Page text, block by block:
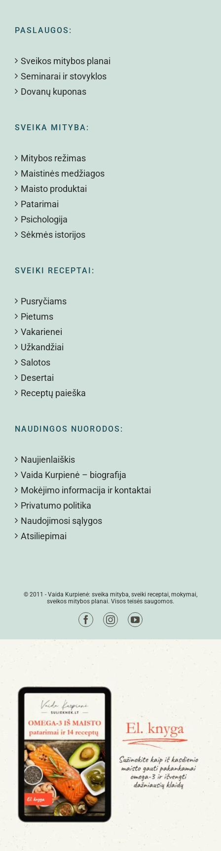
PASLAUGOS:
Sveikos mitybos planai
Seminarai ir stovyklos
Dovanų kuponas
SVEIKA MITYBA:
Mitybos režimas
Maistinės medžiagos
Maisto produktai
Patarimai
Psichologija
Sėkmės istorijos
SVEIKI RECEPTAI:
Pusryčiams
Pietums
Vakarienei
Užkandžiai
Salotos
Desertai
Receptų paieška
NAUDINGOS NUORODOS:
Naujienlaiškis
Vaida Kurpienė – biografija
Mokėjimo informacija ir kontaktai
Privatumo politika
Naudojimosi sąlygos
Atsiliepimai
© 2011 - Vaida Kurpienė: sveika mityba, sveiki receptai, mokymai,
sveikos mitybos planai. Visos teisės saugomos.
FacebookInstagramYouTube